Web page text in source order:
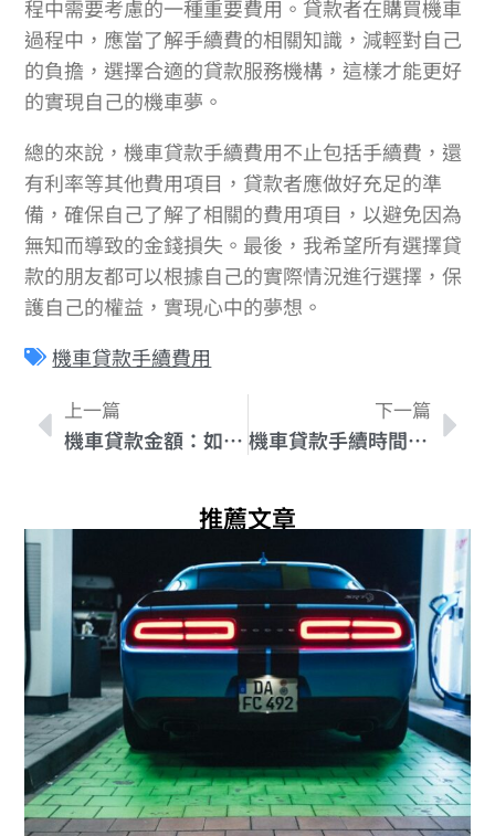
程中需要考慮的一種重要費用。貸款者在購買機車
過程中，應當了解手續費的相關知識，減輕對自己
的負擔，選擇合適的貸款服務機構，這樣才能更好
的實現自己的機車夢。
總的來說，機車貸款手續費用不止包括手續費，還
有利率等其他費用項目，貸款者應做好充足的準
備，確保自己了解了相關的費用項目，以避免因為
無知而導致的金錢損失。最後，我希望所有選擇貸
款的朋友都可以根據自己的實際情況進行選擇，保
護自己的權益，實現心中的夢想。
機車貸款手續費用
上一篇
機車貸款金額：如何挑選最適合你的方案
下一篇
機車貸款手續時間：如何最快速度完成申請？
推薦文章